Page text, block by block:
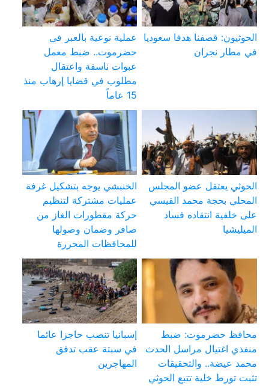
الحوثيون: قصفنا هدفا سعوديا
في مطار نجران
عملية نوعية بالعبر في
حضرموت.. ضبط معمل
عبوات ناسفة واعتقال
مطلوب في قضايا إرهاب منذ
15 عاماً
الحوثي يعتقل عضو المجلس
المحلي بحجة محمد القيسي
على خلفية انتقاده فساد
الميليشيا
الخنبشي يوجه بتشكيل غرفة
عمليات مشتركة لتنظيم
حركة مقطورات الغاز من
صافر وضمان وصولها
للمحافظات المحررة
محافظ حضرموت: ضبط
منفذي اغتيال مراسل الحدث
محمد عيضة.. والتحقيقات
تثبت تورط خلية تتبع الحوثي
إسبانيا تنصب حاجزا عائما
في سبتة عقب تدفق
المهاجرين